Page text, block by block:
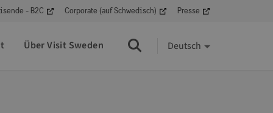
- B2C Corporate (auf Schwedisch) Presse
Über Visit Sweden Suche Deutsch